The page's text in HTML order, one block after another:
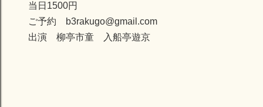
当日1500円
ご予約 b3rakugo@gmail.com
出演 柳亭市童 入船亭遊京